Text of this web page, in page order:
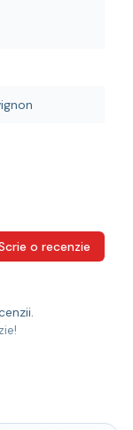
o recenzie